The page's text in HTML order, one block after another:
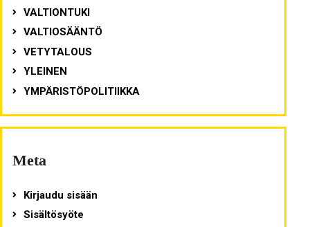
VALTIONTUKI
VALTIOSÄÄNTÖ
VETYTALOUS
YLEINEN
YMPÄRISTÖPOLITIIKKA
Meta
Kirjaudu sisään
Sisältösyöte